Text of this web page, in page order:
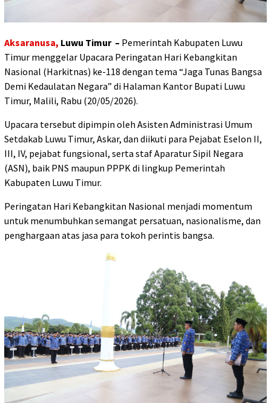
Aksaranusa, Luwu Timur – Pemerintah Kabupaten Luwu
Timur menggelar Upacara Peringatan Hari Kebangkitan
Nasional (Harkitnas) ke-118 dengan tema “Jaga Tunas Bangsa
Demi Kedaulatan Negara” di Halaman Kantor Bupati Luwu
Timur, Malili, Rabu (20/05/2026).
Upacara tersebut dipimpin oleh Asisten Administrasi Umum
Setdakab Luwu Timur, Askar, dan diikuti para Pejabat Eselon II,
III, IV, pejabat fungsional, serta staf Aparatur Sipil Negara
(ASN), baik PNS maupun PPPK di lingkup Pemerintah
Kabupaten Luwu Timur.
Peringatan Hari Kebangkitan Nasional menjadi momentum
untuk menumbuhkan semangat persatuan, nasionalisme, dan
penghargaan atas jasa para tokoh perintis bangsa.